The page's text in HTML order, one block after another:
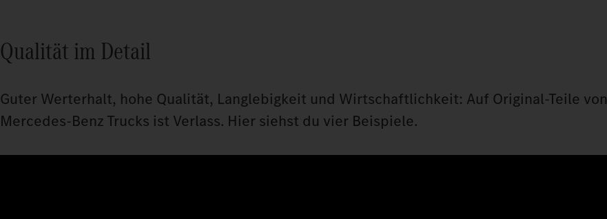
Qualität im Detail
Guter Werterhalt, hohe Qualität, Langlebigkeit und Wirtschaftlichkeit: Auf Original‑Teile von
Mercedes‑Benz Trucks ist Verlass. Hier siehst du vier Beispiele.